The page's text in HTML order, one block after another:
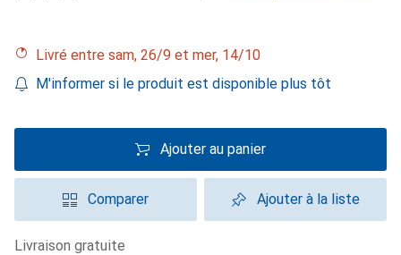
Livré entre sam, 26/9 et mer, 14/10
M'informer si le produit est disponible plus tôt
Ajouter au panier
Comparer Ajouter à la liste
livraison gratuite